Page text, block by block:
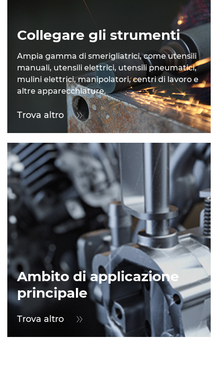
Collegare gli strumenti
Ampia gamma di smerigliatrici, come utensili
manuali, utensili elettrici, utensili pneumatici,
mulini elettrici, manipolatori, centri di lavoro e
altre apparecchiature.
Trova altro 
Ambito di applicazione
principale
Trova altro 